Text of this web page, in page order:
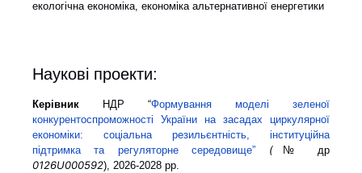
екологічна економіка, економіка альтернативної енергетики
Наукові проекти:
Керівник НДР “Формування моделі зеленої
конкурентоспроможності України на засадах циркулярної
економіки: соціальна резильєнтність, інституційна
підтримка та регуляторне середовище” (№ др
0126U000592), 2026-2028 рр.